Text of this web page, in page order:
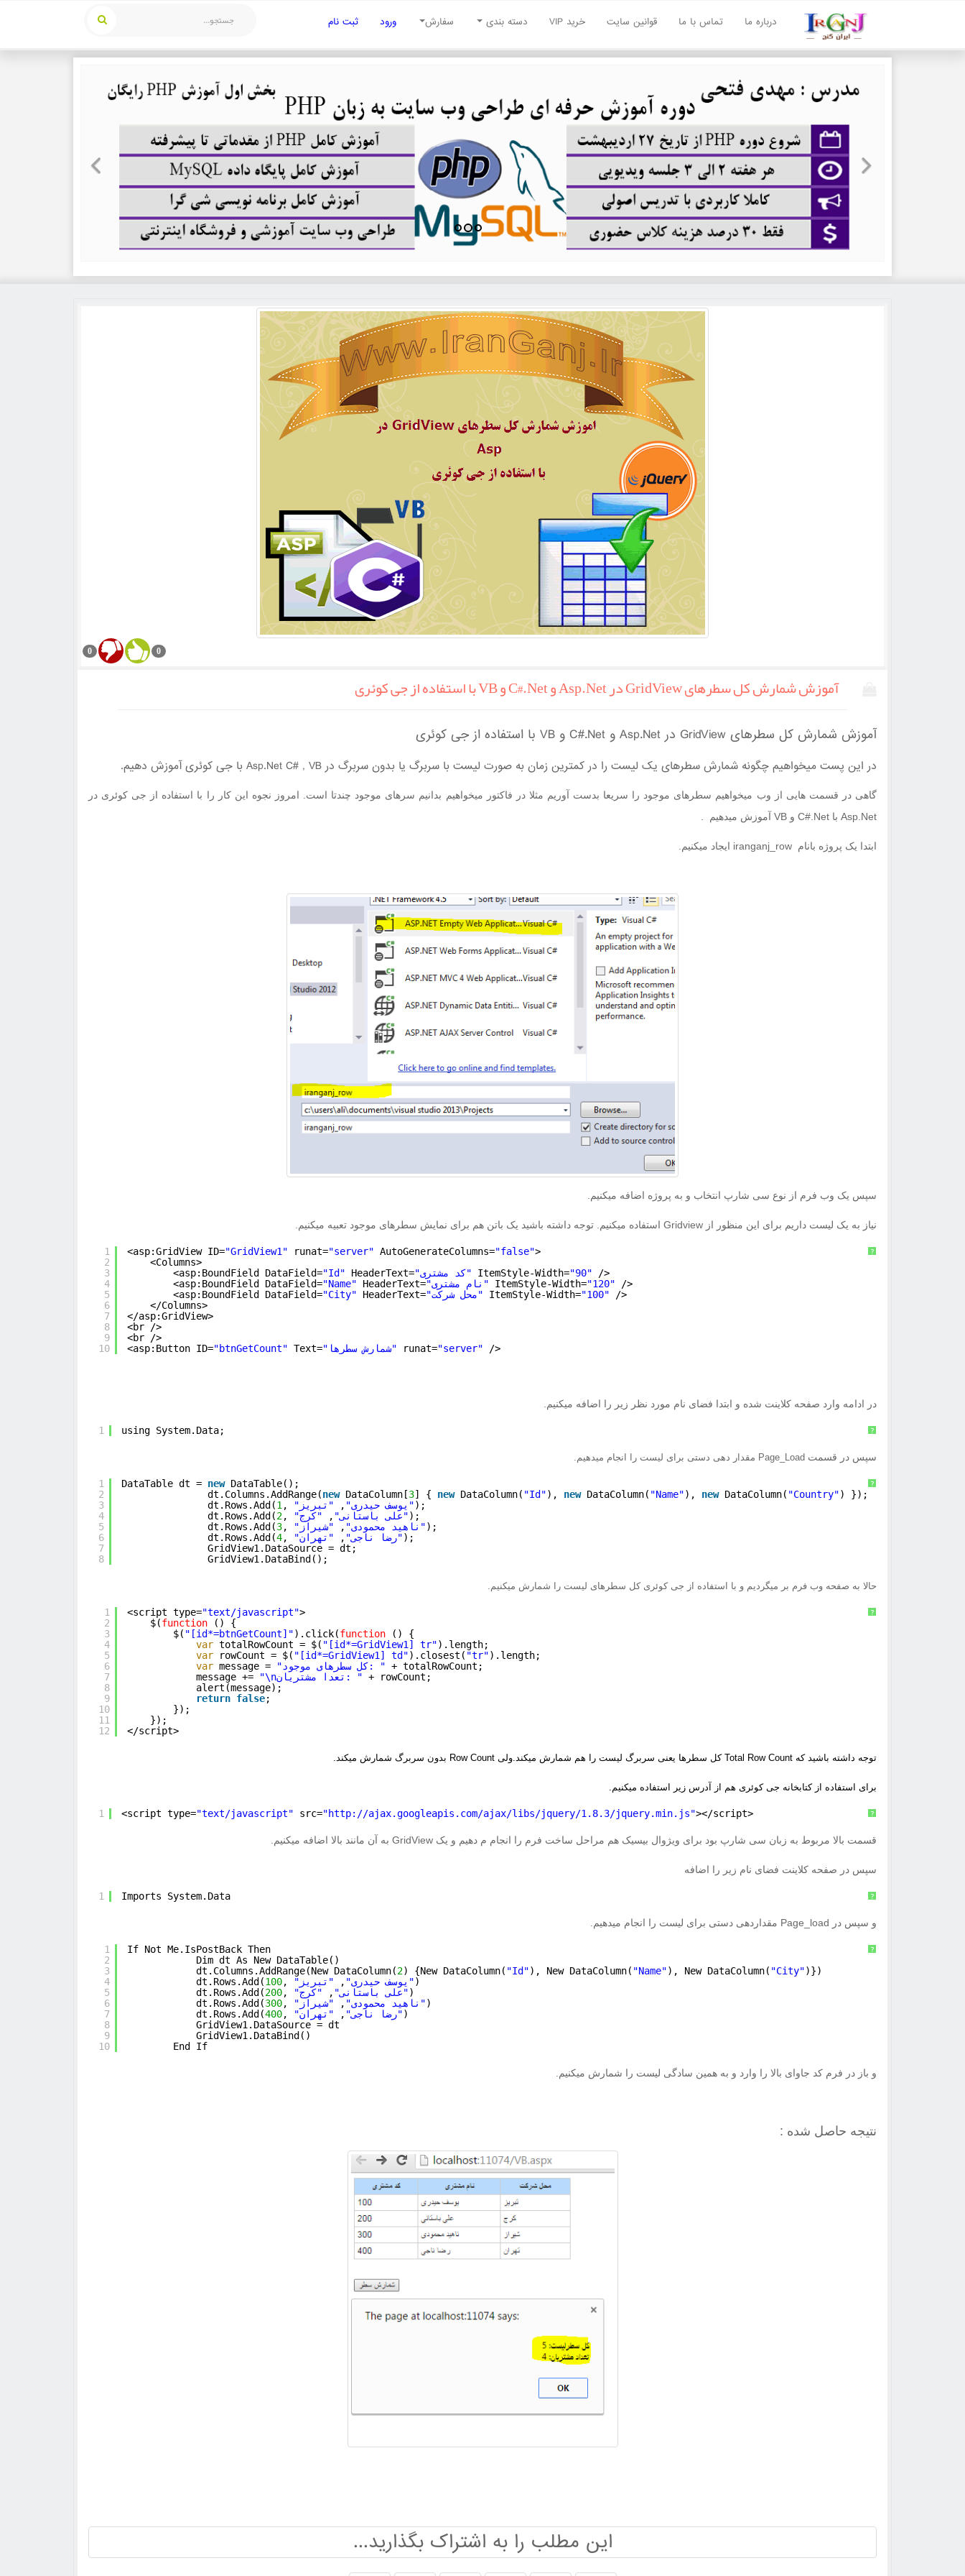
درباره ما تماس با ما قوانین سایت خرید VIP دسته بندی سفارش ورود ثبت نام
Previous Next
0
0
آموزش شمارش کل سطرهای GridView در Asp.Net و C#.Net و VB با استفاده از جی کوئری
آموزش شمارش کل سطرهای GridView در Asp.Net و C#.Net و VB با استفاده از جی کوئری
در این پست میخواهیم چگونه شمارش سطرهای یک لیست را در کمترین زمان به صورت لیست با سربرگ یا بدون سربرگ در Asp.Net C# , VB با جی کوئری آموزش دهیم.
گاهی در قسمت هایی از وب میخواهیم سطرهای موجود را سریعا بدست آوریم مثلا در فاکتور میخواهیم بدانیم سرهای موجود چندتا است. امروز نجوه این کار را با استفاده از جی کوئری در
Asp.Net با C#.Net و VB
آموزش میدهیم .
ابتدا یک پروژه بانام iranganj_row ایجاد میکنیم.
سپس یک وب فرم از نوع سی شارپ انتخاب و به پروژه اضافه میکنیم.
نیاز به یک لیست داریم برای این منظور از Gridview استفاده میکنیم. توجه داشته باشید یک باتن هم برای نمایش سطرهای موجود تعبیه میکنیم.
?
1
2
3
4
5
6
7
8
9
10
<asp:GridView ID="GridView1" runat="server" AutoGenerateColumns="false">
<Columns>
<asp:BoundField DataField="Id" HeaderText= "کد مشتری" ItemStyle-Width="90"
/>
<asp:BoundField DataField="Name" HeaderText= "نام مشتری" ItemStyle-Width="120"
/>
<asp:BoundField DataField="City" HeaderText= "محل شرکت" ItemStyle-Width="100"
/>
</Columns>
</asp:GridView>
<br />
<br />
<asp:Button ID="btnGetCount" Text= "شمارش سطرها" runat="server" />
در ادامه وارد صفحه کلاینت شده و ابتدا فضای نام مورد نظر زیر را اضافه میکنیم.
?
1 using System.Data;
سپس در قسمت Page_Load مقدار دهی دستی برای لیست را انجام میدهیم.
?
1
2
3
4
5
6
7
8
DataTable dt = new DataTable();
dt.Columns.AddRange(new DataColumn[3] { new DataColumn( "Id"), new DataColumn( "Name"), new DataColumn( "Country") });
dt.Rows.Add(1 , "یوسف حیدری" , "تبریز");
dt.Rows.Add(2, "علی باستانی" , "کرج");
dt.Rows.Add(3, "ناهید محمودی" , "شیراز");
dt.Rows.Add(4, "رضا ناجی" , "تهران");
GridView1.DataSource = dt;
GridView1.DataBind();
حالا به صفحه وب فرم بر میگردیم و با استفاده از جی کوئری کل سطرهای لیست را شمارش میکنیم.
?
1
2
3
4
5
6
7
8
9
10
11
12
<script type="text/javascript">
$(function
() {
$( "[id*=btnGetCount]").click(function
() {
var totalRowCount = $( "[id*=GridView1] tr").length;
var
rowCount = $( "[id*=GridView1] td").closest( "tr").length;
var message = "کل سطرهای موجود: " + totalRowCount;
message +=
"\nتعدا مشتریان: " + rowCount;
alert(message);
return false;
});
});
</script>
توجه داشته باشید که Total Row Count کل سطرها یعنی سربرگ لیست را هم شمارش میکند.ولی Row Count بدون سربرگ شمارش میکند.
برای استفاده از کتابخانه جی کوئری هم از آدرس زیر استفاده میکنیم.
?
1 <script type="text/javascript" src="http://ajax.googleapis.com/ajax/libs/jquery/1.8.3/jquery.min.js"></script>
قسمت بالا مربوط به زبان سی شارپ بود برای ویژوال بیسیک هم مراحل ساخت فرم را انجام م دهیم و یک GridView به آن مانند بالا اضافه میکنیم.
سپس در صفحه کلاینت فضای نام زیر را اضافه
?
1 Imports System.Data
و سپس در Page_load مقداردهی دستی برای لیست را انجام میدهیم.
?
1
2
3
4
5
6
7
8
9
10
If Not Me.IsPostBack Then
Dim dt As New DataTable()
dt.Columns.AddRange(New DataColumn(2) {New DataColumn( "Id"), New DataColumn( "Name"), New DataColumn( "City")})
dt.Rows.Add(100, "یوسف حیدری" , "تبریز")
dt.Rows.Add(200, "علی باستانی" , "کرج")
dt.Rows.Add(300, "ناهید محمودی" , "شیراز")
dt.Rows.Add(400, "رضا ناجی" , "تهران")
GridView1.DataSource = dt
GridView1.DataBind()
End If
و باز در فرم کد جاوای بالا را وارد و به همین سادگی لیست را شمارش میکنیم.
نتیجه حاصل شده :
این مطلب را به اشتراک بگذارید...